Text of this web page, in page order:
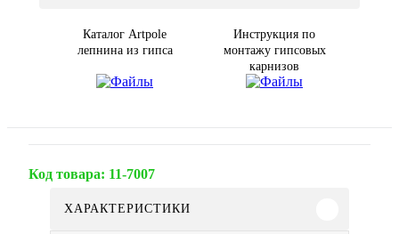
Каталог Artpole
лепнина из гипса
Инструкция по
монтажу гипсовых
карнизов
Код товара: 11-7007
ХАРАКТЕРИСТИКИ